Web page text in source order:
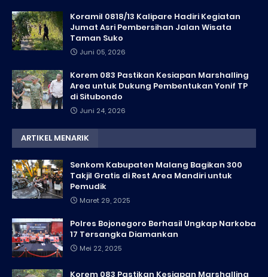
Koramil 0818/13 Kalipare Hadiri Kegiatan
Jumat Asri Pembersihan Jalan Wisata
Taman Suko
Juni 05, 2026
Korem 083 Pastikan Kesiapan Marshalling
Area untuk Dukung Pembentukan Yonif TP
di Situbondo
Juni 24, 2026
ARTIKEL MENARIK
Senkom Kabupaten Malang Bagikan 300
Takjil Gratis di Rest Area Mandiri untuk
Pemudik
Maret 29, 2025
Polres Bojonegoro Berhasil Ungkap Narkoba
17 Tersangka Diamankan
Mei 22, 2025
Korem 083 Pastikan Kesiapan Marshalling